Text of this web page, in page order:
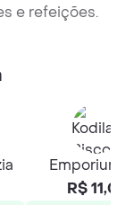
e refeições.
Emporium
R$ 11,07